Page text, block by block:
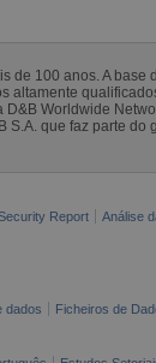
de 100 anos. A base
altamente
Worldwide
que faz parte do
Report
Análise
dados
Ficheiros de